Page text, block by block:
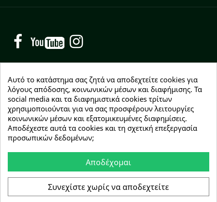
Facebook YouTube
NEWSLETTER
Εγγραφείτε δωρεάν και θα είστε οι πρώτοι που θα
λάβετε τα νέα μας γύρω από προσφορές, εκπτώσεις
και νέα προϊόντα.
Συμφωνώ με τουςόρους χρήσης
Αυτό το κατάστημα σας ζητά να αποδεχτείτε cookies για
λόγους απόδοσης, κοινωνικών μέσων και διαφήμισης. Τα
social media και τα διαφημιστικά cookies τρίτων
χρησιμοποιούνται για να σας προσφέρουν λειτουργίες
κοινωνικών μέσων και εξατομικευμένες διαφημίσεις.
Αποδέχεστε αυτά τα cookies και τη σχετική επεξεργασία
προσωπικών δεδομένων;
Αποδέχομαι
Συνεχίστε χωρίς να αποδεχτείτε